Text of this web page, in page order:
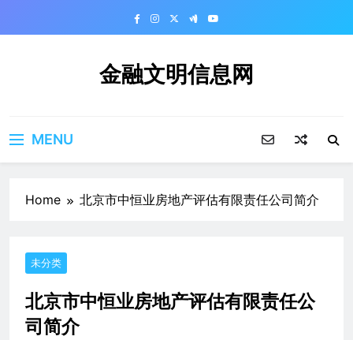
金融文明信息网
MENU
Home 北京市中恒业房地产评估有限责任公司简介
未分类
北京市中恒业房地产评估有限责任公
司简介